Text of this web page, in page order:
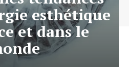
esthétique
et dans le